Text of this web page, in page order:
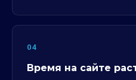
04
Время на сайте